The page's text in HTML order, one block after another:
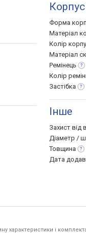
Форма
Матеріал
Колір
Матеріал
Ремінець
Колір
Застібка
Інше
Захист від
Діаметр /
Товщина
Дата
характеристики і